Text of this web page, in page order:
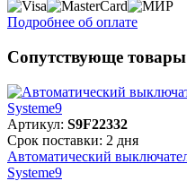
Подробнее об оплате
Сопутствующе товары
Артикул: S9F22332
Срок поставки: 2 дня
Автоматический
Systeme9